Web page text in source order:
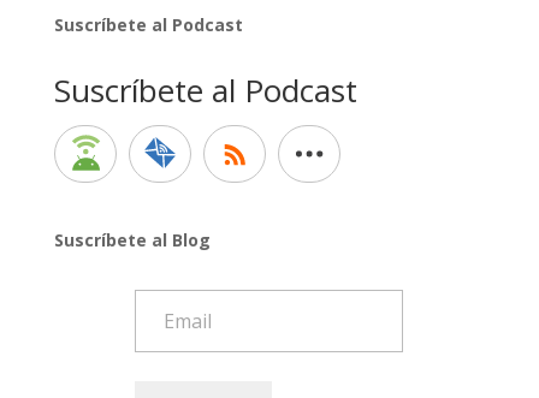
Suscríbete al Podcast
Suscríbete al Podcast
Suscríbete al Blog